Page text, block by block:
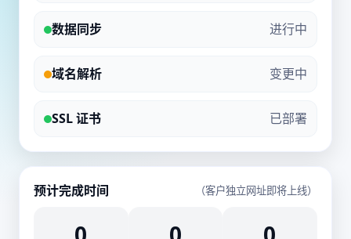
数据同步 进行中
域名解析 变更中
SSL 证书 已部署
预计完成时间 （客户独立网址即将上线）